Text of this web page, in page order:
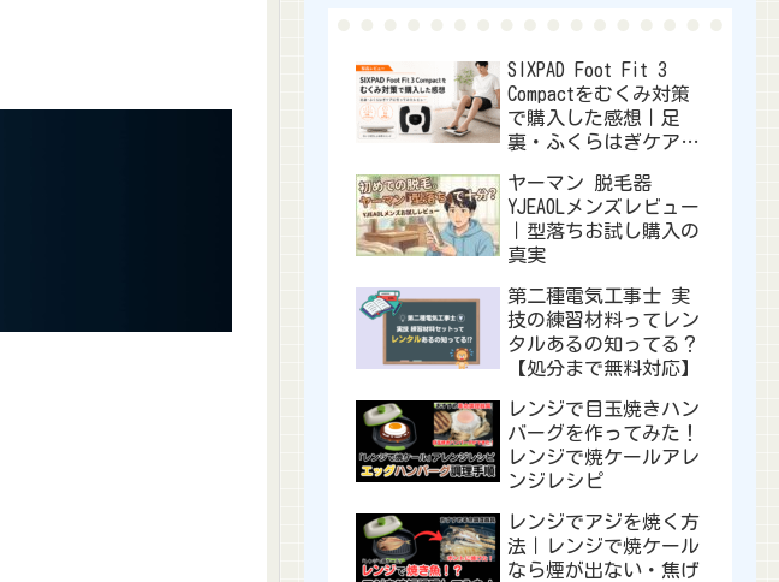
SIXPAD Foot Fit 3
Compactをむくみ対策
で購入した感想｜足
裏・ふくらはぎケアに
ヤーマン 脱毛器
YJEA0Lメンズレビュー
｜型落ちお試し購入の
真実
第二種電気工事士 実
技の練習材料ってレン
タルあるの知ってる？
【処分まで無料対応】
レンジで目玉焼きハン
バーグを作ってみた！
レンジで焼ケールアレ
ンジレシピ
レンジでアジを焼く方
法｜レンジで焼ケール
なら煙が出ない・焦げ